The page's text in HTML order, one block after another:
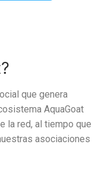
que genera
AquaGoat
la red, al tiempo que
asociaciones